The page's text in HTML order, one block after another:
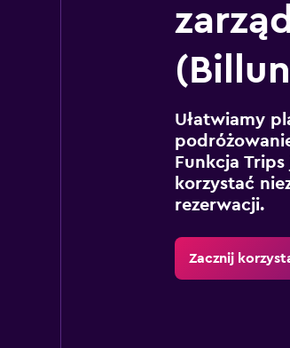
Ułatwiamy
Funkcja
korzystać
rezerwacji.
Zacznij